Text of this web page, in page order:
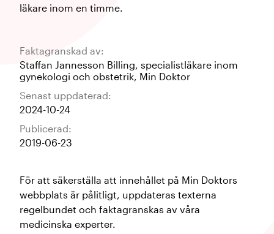
läkare inom en timme.
Faktagranskad av:
Staffan Jannesson Billing, specialistläkare inom
gynekologi och obstetrik, Min Doktor
Senast uppdaterad:
2024-10-24
Publicerad:
2019-06-23
För att säkerställa att innehållet på Min Doktors
webbplats är pålitligt, uppdateras texterna
regelbundet och faktagranskas av våra
medicinska experter.